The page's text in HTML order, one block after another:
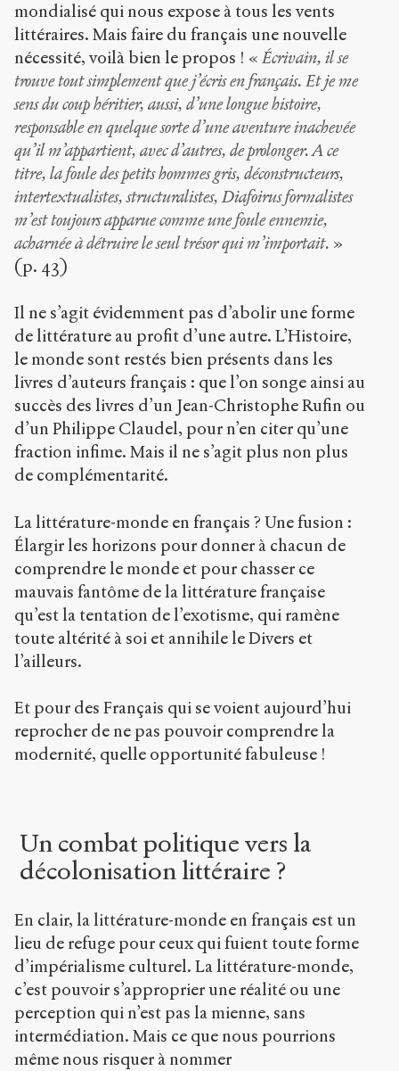
mondialisé qui nous expose à tous les vents
littéraires. Mais faire du français une nouvelle
nécessité, voilà bien le propos ! « Écrivain, il se
trouve tout simplement que j’écris en français. Et je me
sens du coup héritier, aussi, d’une longue histoire,
responsable en quelque sorte d’une aventure inachevée
qu’il m’appartient, avec d’autres, de prolonger. A ce
titre, la foule des petits hommes gris, déconstructeurs,
intertextualistes, structuralistes, Diafoirus formalistes
m’est toujours apparue comme une foule ennemie,
acharnée à détruire le seul trésor qui m’importait. »
(p. 43)
Il ne s’agit évidemment pas d’abolir une forme
de littérature au profit d’une autre. L’Histoire,
le monde sont restés bien présents dans les
livres d’auteurs français : que l’on songe ainsi au
succès des livres d’un Jean-Christophe Rufin ou
d’un Philippe Claudel, pour n’en citer qu’une
fraction infime. Mais il ne s’agit plus non plus
de complémentarité.
La littérature-monde en français ? Une fusion :
Élargir les horizons pour donner à chacun de
comprendre le monde et pour chasser ce
mauvais fantôme de la littérature française
qu’est la tentation de l’exotisme, qui ramène
toute altérité à soi et annihile le Divers et
l’ailleurs.
Et pour des Français qui se voient aujourd’hui
reprocher de ne pas pouvoir comprendre la
modernité, quelle opportunité fabuleuse !
Un combat politique vers la
décolonisation littéraire ?
En clair, la littérature-monde en français est un
lieu de refuge pour ceux qui fuient toute forme
d’impérialisme culturel. La littérature-monde,
c’est pouvoir s’approprier une réalité ou une
perception qui n’est pas la mienne, sans
intermédiation. Mais ce que nous pourrions
même nous risquer à nommer